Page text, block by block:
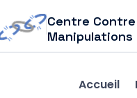
Centre
Manipulations
Accueil